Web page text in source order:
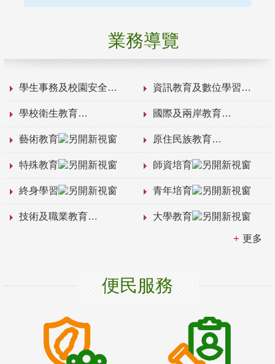
業務導覽
學生事務及校園安全 資訊教育及數位學習
學校衛生教育 國際及兩岸教育
藝術教育 原住民族教育
特殊教育 師資培育
終身學習 青年培育
技術及職業教育 大學教育
更多
便民服務